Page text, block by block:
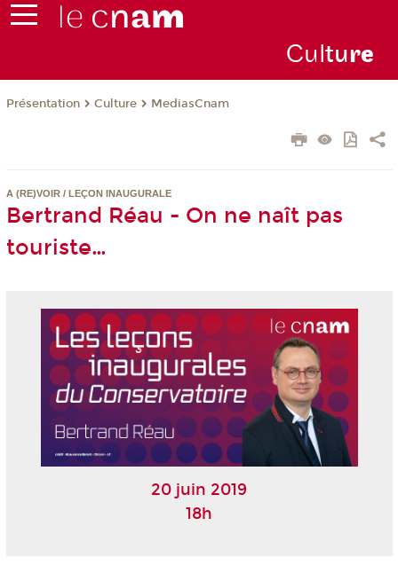
Culture
Présentation Culture MediasCnam
A (RE)VOIR / LEÇON INAUGURALE
Bertrand Réau - On ne naît pas
touriste…
20 juin 2019
18h